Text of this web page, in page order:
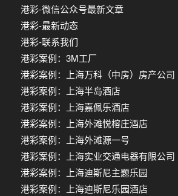
港彩-微信公众号最新文章
港彩-最新动态
港彩-联系我们
港彩案例：3M工厂
港彩案例：上海万科（中房）房产公司
港彩案例：上海半岛酒店
港彩案例：上海嘉佩乐酒店
港彩案例：上海外滩悦榕庄酒店
港彩案例：上海外滩源一号
港彩案例：上海实业交通电器有限公司
港彩案例：上海迪斯尼主题乐园
港彩案例：上海迪斯尼乐园酒店